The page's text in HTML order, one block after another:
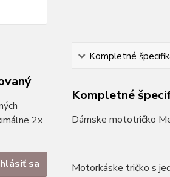
2x
sa
Kompletné
Kompletné
Dámske mototričko
Motorkáske tričko s